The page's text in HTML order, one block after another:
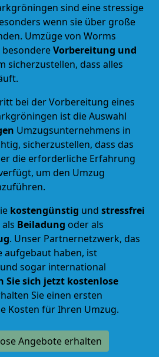
sind eine stressige
wenn sie über große
Umzüge von Worms
Vorbereitung und
sicherzustellen, dass alles
bei der Vorbereitung eines
ist die Auswahl
Umzugsunternehmens in
sicherzustellen, dass das
die erforderliche Erfahrung
um den Umzug
kostengünstig und stressfrei
als Beiladung oder als
. Unser Partnernetzwerk, das
aufgebaut haben, ist
sogar international
Sie sich jetzt kostenlose
Sie einen ersten
Kosten für Ihren Umzug.
Angebote erhalten